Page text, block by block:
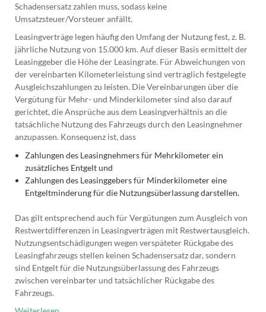
Schadensersatz zahlen muss, sodass keine
Umsatzsteuer/Vorsteuer anfällt.
Leasingverträge legen häufig den Umfang der Nutzung fest, z. B.
jährliche Nutzung von 15.000 km. Auf dieser Basis ermittelt der
Leasinggeber die Höhe der Leasingrate. Für Abweichungen von
der vereinbarten Kilometerleistung sind vertraglich festgelegte
Ausgleichszahlungen zu leisten. Die Vereinbarungen über die
Vergütung für Mehr- und Minderkilometer sind also darauf
gerichtet, die Ansprüche aus dem Leasingverhältnis an die
tatsächliche Nutzung des Fahrzeugs durch den Leasingnehmer
anzupassen. Konsequenz ist, dass
Zahlungen des Leasingnehmers für Mehrkilometer ein
zusätzliches Entgelt und
Zahlungen des Leasinggebers für Minderkilometer eine
Entgeltminderung für die Nutzungsüberlassung darstellen.
Das gilt entsprechend auch für Vergütungen zum Ausgleich von
Restwertdifferenzen in Leasingverträgen mit Restwertausgleich.
Nutzungsentschädigungen wegen verspäteter Rückgabe des
Leasingfahrzeugs stellen keinen Schadensersatz dar, sondern
sind Entgelt für die Nutzungsüberlassung des Fahrzeugs
zwischen vereinbarter und tatsächlicher Rückgabe des
Fahrzeugs.